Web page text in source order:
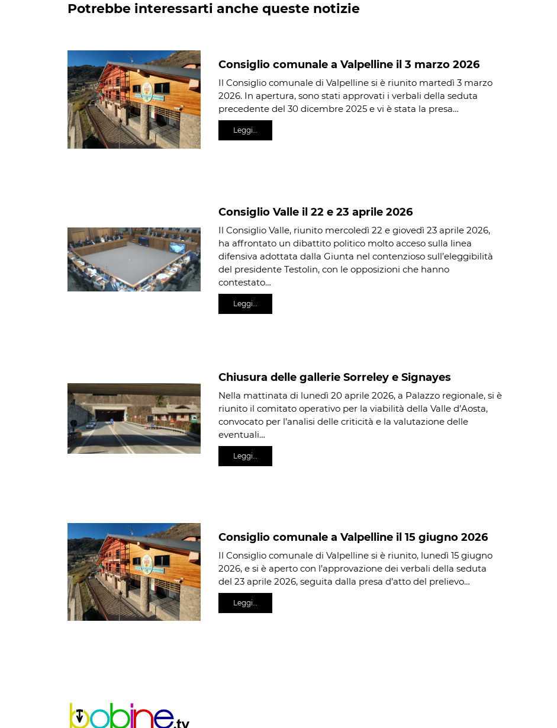
Potrebbe interessarti anche queste notizie
Consiglio comunale a Valpelline il 3 marzo 2026
Il Consiglio comunale di Valpelline si è riunito martedì 3 marzo
2026. In apertura, sono stati approvati i verbali della seduta
precedente del 30 dicembre 2025 e vi è stata la presa…
Leggi…
Consiglio Valle il 22 e 23 aprile 2026
Il Consiglio Valle, riunito mercoledì 22 e giovedì 23 aprile 2026,
ha affrontato un dibattito politico molto acceso sulla linea
difensiva adottata dalla Giunta nel contenzioso sull’eleggibilità
del presidente Testolin, con le opposizioni che hanno
contestato…
Leggi…
Chiusura delle gallerie Sorreley e Signayes
Nella mattinata di lunedì 20 aprile 2026, a Palazzo regionale, si è
riunito il comitato operativo per la viabilità della Valle d’Aosta,
convocato per l’analisi delle criticità e la valutazione delle
eventuali…
Leggi…
Consiglio comunale a Valpelline il 15 giugno 2026
Il Consiglio comunale di Valpelline si è riunito, lunedì 15 giugno
2026, e si è aperto con l’approvazione dei verbali della seduta
del 23 aprile 2026, seguita dalla presa d’atto del prelievo…
Leggi…